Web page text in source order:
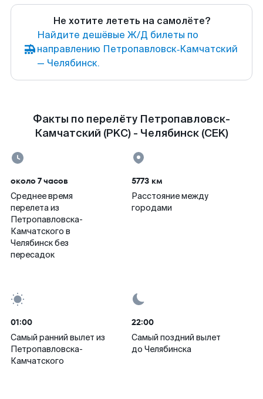
Не хотите лететь на самолёте?
Найдите дешёвые Ж/Д билеты по
направлению Петропавловск‑Камчатский
— Челябинск.
Факты по перелёту Петропавловск-
Камчатский (PKC) - Челябинск (CEK)
около 7 часов
Среднее время
перелета из
Петропавловска-
Камчатского в
Челябинск без
пересадок
5773 км
Расстояние между
городами
01:00
Самый ранний вылет из
Петропавловска-
Камчатского
22:00
Самый поздний вылет
до Челябинска